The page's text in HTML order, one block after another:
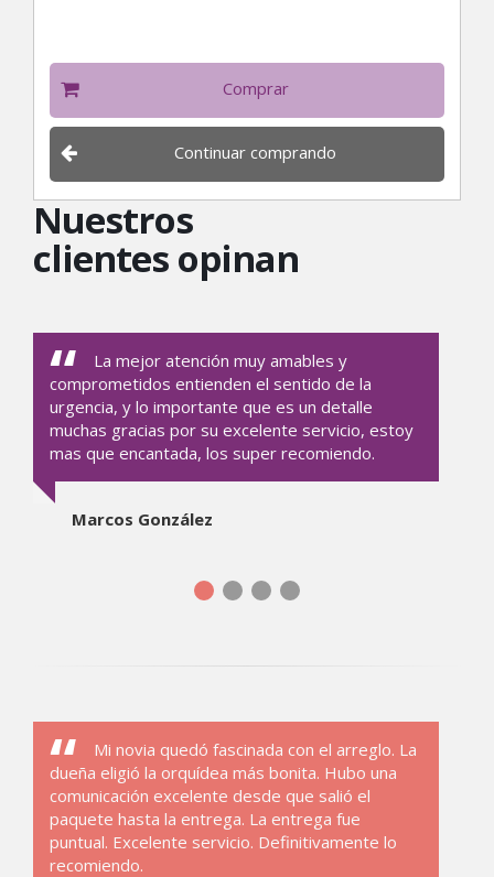
Comprar
Continuar comprando
Nuestros
clientes opinan
La mejor atención muy amables y
comprometidos entienden el sentido de la
urgencia, y lo importante que es un detalle
muchas gracias por su excelente servicio, estoy
mas que encantada, los super recomiendo.
Marcos González
Mi novia quedó fascinada con el arreglo. La
dueña eligió la orquídea más bonita. Hubo una
comunicación excelente desde que salió el
paquete hasta la entrega. La entrega fue
puntual. Excelente servicio. Definitivamente lo
recomiendo.